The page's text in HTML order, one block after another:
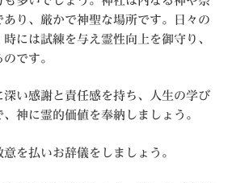
り、厳かで神聖な場所です。日々の
には試練を与え霊性向上を御守り、
です。
深い感謝と責任感を持ち、人生の学び
神に霊的価値を奉納しましょう。
を払いお辞儀をしましょう。